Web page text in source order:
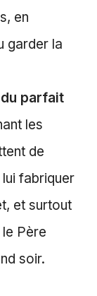
en
garder la
parfait
les
de
lui fabriquer
et surtout
Père
soir.